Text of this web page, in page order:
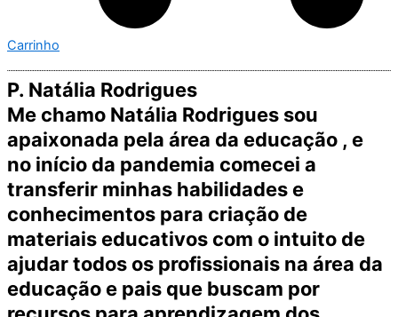
Carrinho
P. Natália Rodrigues
Me chamo Natália Rodrigues sou
apaixonada pela área da educação , e
no início da pandemia comecei a
transferir minhas habilidades e
conhecimentos para criação de
materiais educativos com o intuito de
ajudar todos os profissionais na área da
educação e pais que buscam por